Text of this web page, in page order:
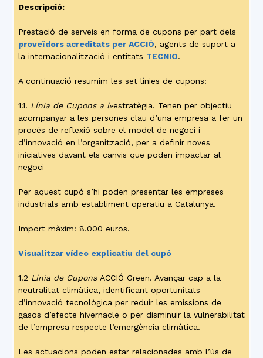
Descripció:
Prestació de serveis en forma de cupons per part dels
proveïdors acreditats per ACCIÓ, agents de suport a
la internacionalització i entitats TECNIO.
A continuació resumim les set línies de cupons:
1.1. Línia de Cupons a l»estratègia. Tenen per objectiu
acompanyar a les persones clau d’una empresa a fer un
procés de reflexió sobre el model de negoci i
d’innovació en l’organització, per a definir noves
iniciatives davant els canvis que poden impactar al
negoci
Per aquest cupó s’hi poden presentar les empreses
industrials amb establiment operatiu a Catalunya.
Import màxim: 8.000 euros.
Visualitzar vídeo explicatiu del cupó
1.2 Línia de Cupons ACCIÓ Green. Avançar cap a la
neutralitat climàtica, identificant oportunitats
d’innovació tecnològica per reduir les emissions de
gasos d’efecte hivernacle o per disminuir la vulnerabilitat
de l’empresa respecte l’emergència climàtica.
Les actuacions poden estar relacionades amb l’ús de